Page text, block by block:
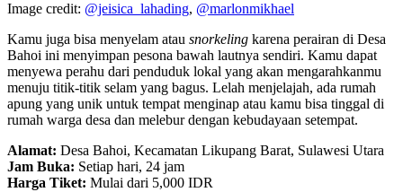
Image credit: @jeisica_lahading, @marlonmikhael
Kamu juga bisa menyelam atau snorkeling karena perairan di Desa
Bahoi ini menyimpan pesona bawah lautnya sendiri. Kamu dapat
menyewa perahu dari penduduk lokal yang akan mengarahkanmu
menuju titik-titik selam yang bagus. Lelah menjelajah, ada rumah
apung yang unik untuk tempat menginap atau kamu bisa tinggal di
rumah warga desa dan melebur dengan kebudayaan setempat.
Alamat: Desa Bahoi, Kecamatan Likupang Barat, Sulawesi Utara
Jam Buka: Setiap hari, 24 jam
Harga Tiket: Mulai dari 5,000 IDR